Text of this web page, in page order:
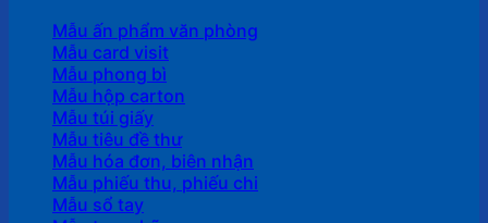
Mẫu ấn phẩm văn phòng
Mẫu card visit
Mẫu phong bì
Mẫu hộp carton
Mẫu túi giấy
Mẫu tiêu đề thư
Mẫu hóa đơn, biên nhận
Mẫu phiếu thu, phiếu chi
Mẫu sổ tay